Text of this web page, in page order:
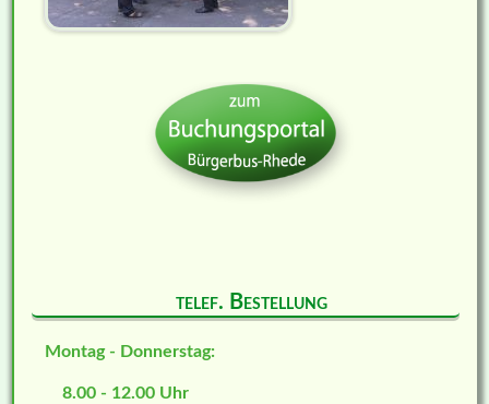
telef. Bestellung
Montag - Donnerstag:
8.00 - 12.00 Uhr